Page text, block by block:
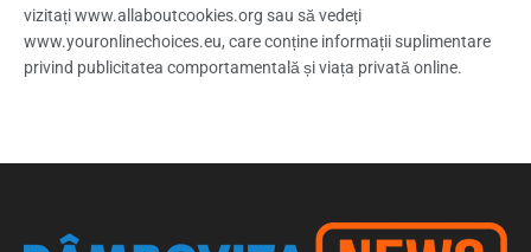
vizitați www.allaboutcookies.org sau să vedeți
www.youronlinechoices.eu, care conține informații suplimentare
privind publicitatea comportamentală și viața privată online.